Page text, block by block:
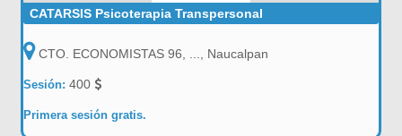
CATARSIS Psicoterapia Transpersonal
CTO. ECONOMISTAS 96, ..., Naucalpan
Sesión:400
Primera sesión gratis.